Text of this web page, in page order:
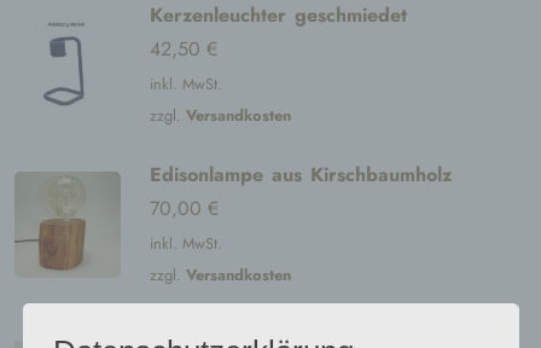
Kerzenleuchter geschmiedet
42,50 €
inkl. MwSt.
zzgl. Versandkosten
Edisonlampe aus Kirschbaumholz
70,00 €
inkl. MwSt.
zzgl. Versandkosten
Teelicht- / Kerzenhalter